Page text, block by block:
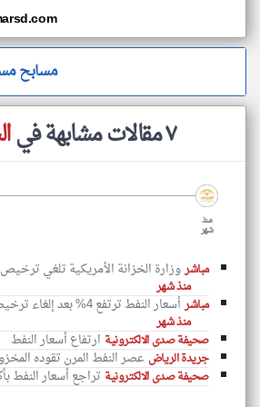
مسابح
٧ مقالات مشابهة في
منذ
شهر
مباشروزارة الخزانة الأمريكية تلغي ترخيص
منذ شهر
مباشر أسعار النفط ترتفع 4% بعد إلغاء ترخيص بيع النفط الإيراني
منذ شهر
صحيفة صدى الالكترونية ارتفاع أسعار النفط
جريدة الرياض عصر النفط المرن تقوده
صحيفة صدى الالكترونية تراجع أسعار النفط